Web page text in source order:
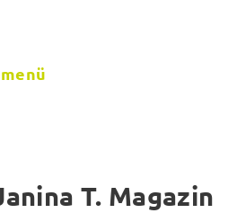
T. Magazin